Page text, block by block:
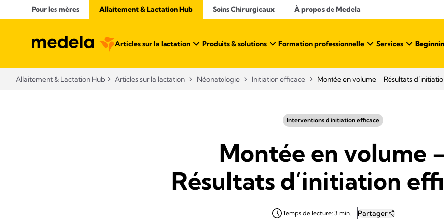
Pour les mères Allaitement & Lactation Hub​ Soins Chirurgicaux À propos de Medela
Articles sur la lactation Produits & solutions Formation professionnelle Services
Allaitement & Lactation Hub​ Articles sur la lactation Néonatologie Initiation efficace Montée en volume – Résultats
Interventions d’initiation efficace
Montée en volume
Résultats d’initiation
Temps de lecture: 3 min. Partager